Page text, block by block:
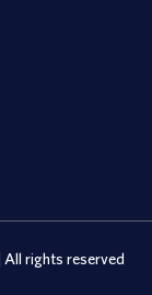
rights reserved